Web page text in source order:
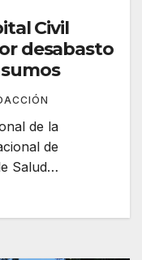
Civil
desabasto
de la
de
Salud…